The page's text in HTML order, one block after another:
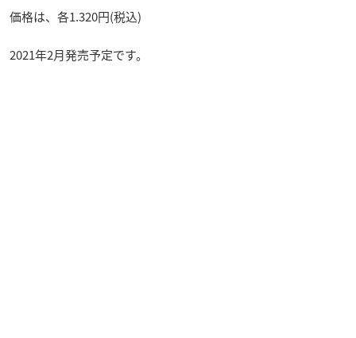
価格は、各1.320円(税込)
2021年2月発売予定です。